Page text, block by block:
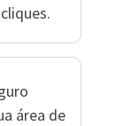
área de